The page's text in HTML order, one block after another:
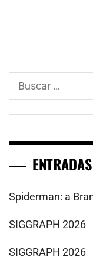
Buscar:
Spiderman: a
SIGGRAPH 2026
SIGGRAPH 2026